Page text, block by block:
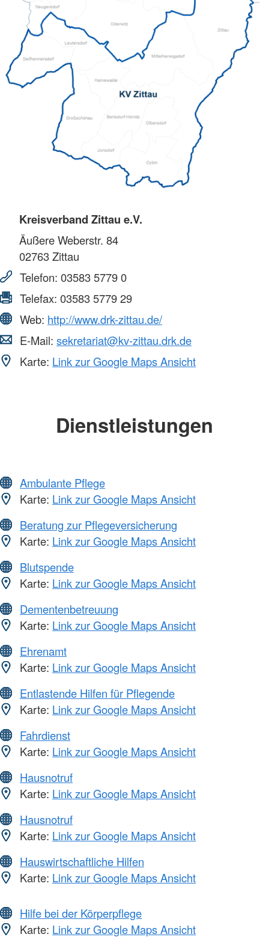
Kreisverband Zittau e.V.
Äußere Weberstr. 84
02763Zittau
Telefon: 03583 5779 0
Telefax: 03583 5779 29
Web: http://www.drk-zittau.de/
E-Mail: sekretariat@kv-zittau.drk.de
Karte: Link zur Google Maps Ansicht
Dienstleistungen
Ambulante Pflege
Karte: Link zur Google Maps Ansicht
Beratung zur Pflegeversicherung
Karte: Link zur Google Maps Ansicht
Blutspende
Karte: Link zur Google Maps Ansicht
Dementenbetreuung
Karte: Link zur Google Maps Ansicht
Ehrenamt
Karte: Link zur Google Maps Ansicht
Entlastende Hilfen für Pflegende
Karte: Link zur Google Maps Ansicht
Fahrdienst
Karte: Link zur Google Maps Ansicht
Hausnotruf
Karte: Link zur Google Maps Ansicht
Hausnotruf
Karte: Link zur Google Maps Ansicht
Hauswirtschaftliche Hilfen
Karte: Link zur Google Maps Ansicht
Hilfe bei der Körperpflege
Karte: Link zur Google Maps Ansicht